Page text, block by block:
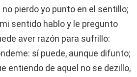
no pierdo yo punto en el sentillo;
sentido hablo y le pregunto
aver razón para sufrillo:
sí puede, aunque difunto;
entiendo de aquel no se dezillo,